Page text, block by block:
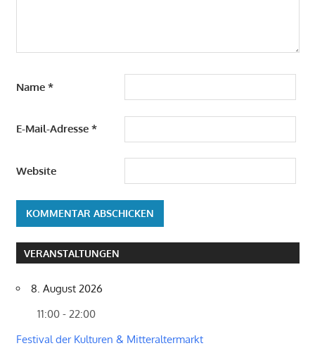
Name *
E-Mail-Adresse *
Website
VERANSTALTUNGEN
8. August 2026
11:00 - 22:00
Festival der Kulturen & Mitteraltermarkt